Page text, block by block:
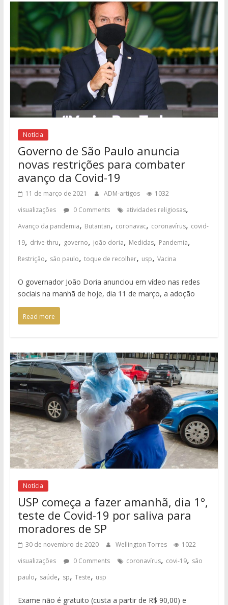
Notícia
Governo de São Paulo anuncia
novas restrições para combater
avanço da Covid-19
11 de março de 2021 ADM-artigos
1032
visualizações
0 Comments atividades religiosas,
Avanço da pandemia, Butantan, coronavac, coronavírus, covid-
19, drive-thru, governo, joão doria, Medidas, Pandemia,
Restrição, são paulo, toque de recolher, usp, Vacina
O governador João Doria anunciou em vídeo nas redes
sociais na manhã de hoje, dia 11 de março, a adoção
Read more
Notícia
USP começa a fazer amanhã, dia 1º,
teste de Covid-19 por saliva para
moradores de SP
30 de novembro de 2020 Wellington Torres
1022
visualizações
0 Comments coronavírus, covi-19, são
paulo, saúde, sp, Teste, usp
Exame não é gratuito (custa a partir de R$ 90,00) e